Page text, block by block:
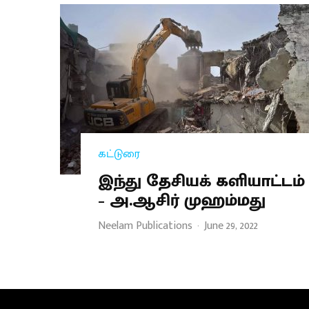
கட்டுரை
இந்து தேசியக் களியாட்டம்
– அ.ஆசிர் முஹம்மது
Neelam Publications · June 29, 2022